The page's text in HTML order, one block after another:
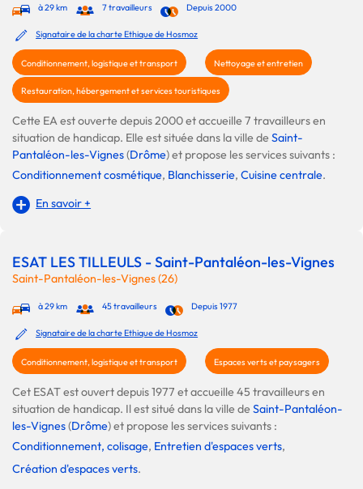
à 29 km 7 travailleurs Depuis 2000
Signataire de la charte Ethique de Hosmoz
Conditionnement, logistique et transport Nettoyage et entretien
Restauration, hébergement et services touristiques
Cette EA est ouverte depuis 2000 et accueille 7 travailleurs en
situation de handicap. Elle est située dans la ville deSaint-
Pantaléon-les-Vignes(Drôme) et propose les services suivants :
Conditionnement cosmétique, Blanchisserie, Cuisine centrale.
En savoir +
ESAT LES TILLEULS - Saint-Pantaléon-les-Vignes
Saint-Pantaléon-les-Vignes (26)
à 29 km 45 travailleurs Depuis 1977
Signataire de la charte Ethique de Hosmoz
Conditionnement, logistique et transport Espaces verts et paysagers
Cet ESAT est ouvert depuis 1977 et accueille 45 travailleurs en
situation de handicap. Il est situé dans la ville deSaint-Pantaléon-
les-Vignes(Drôme) et propose les services suivants :
Conditionnement, colisage, Entretien d'espaces verts,
Création d'espaces verts.